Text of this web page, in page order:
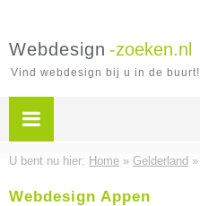
Webdesign -zoeken.nl
Vind webdesign bij u in de buurt!
U bent nu hier: Home » Gelderland »
Webdesign Appen